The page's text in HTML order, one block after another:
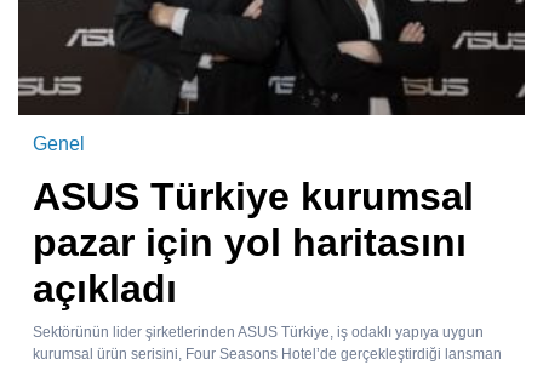
Genel
ASUS Türkiye kurumsal
pazar için yol haritasını
açıkladı
Sektörünün lider şirketlerinden ASUS Türkiye, iş odaklı yapıya uygun
kurumsal ürün serisini, Four Seasons Hotel’de gerçekleştirdiği lansman